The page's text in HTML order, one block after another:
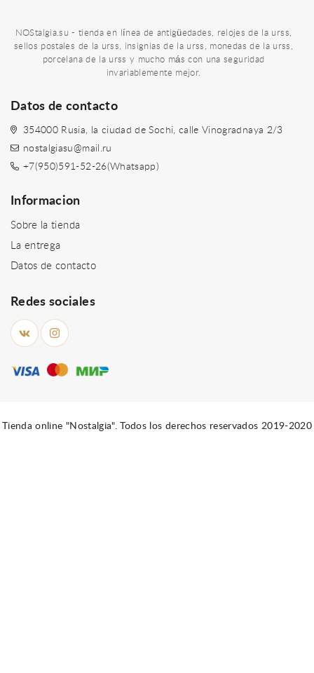
NOStalgia.su - tienda en línea de antigüedades, relojes de la urss,
sellos postales de la urss, insignias de la urss, monedas de la urss,
porcelana de la urss y mucho más con una seguridad
invariablemente mejor.
Datos de contacto
354000 Rusia, la ciudad de Sochi, calle Vinogradnaya 2/3
nostalgiasu@mail.ru
+7(950)591-52-26(Whatsapp)
Informacion
Sobre la tienda
La entrega
Datos de contacto
Redes sociales
Tienda online "Nostalgia". Todos los derechos reservados 2019-2020